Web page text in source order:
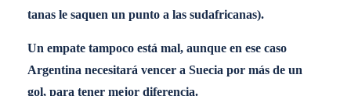
tanas le saquen un punto a las sudafricanas).
Un empate tampoco está mal, aunque en ese caso
Argentina necesitará vencer a Suecia por más de un
gol, para tener mejor diferencia.